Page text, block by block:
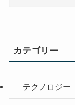
カテゴリー
テクノロジー